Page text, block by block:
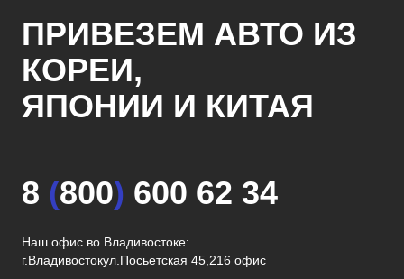
ПРИВЕЗЕМ АВТО ИЗ
КОРЕИ,
ЯПОНИИ И КИТАЯ
8 (800) 600 62 34
Наш офис во Владивостоке:
г.Владивостокул.Посьетская 45,216 офис